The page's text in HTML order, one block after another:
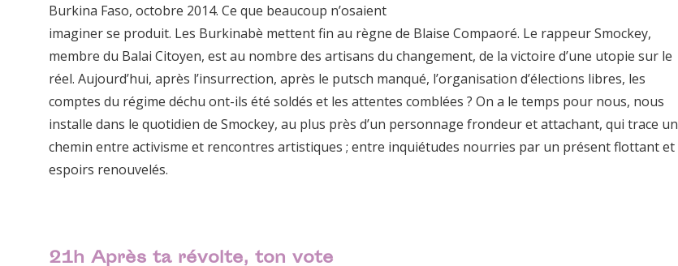
Burkina Faso, octobre 2014. Ce que beaucoup n’osaient
imaginer se produit. Les Burkinabè mettent fin au règne de Blaise Compaoré. Le rappeur Smockey,
membre du Balai Citoyen, est au nombre des artisans du changement, de la victoire d’une utopie sur le
réel. Aujourd’hui, après l’insurrection, après le putsch manqué, l’organisation d’élections libres, les
comptes du régime déchu ont-ils été soldés et les attentes comblées ? On a le temps pour nous, nous
installe dans le quotidien de Smockey, au plus près d’un personnage frondeur et attachant, qui trace un
chemin entre activisme et rencontres artistiques ; entre inquiétudes nourries par un présent flottant et
espoirs renouvelés.
21h Après ta révolte, ton vote